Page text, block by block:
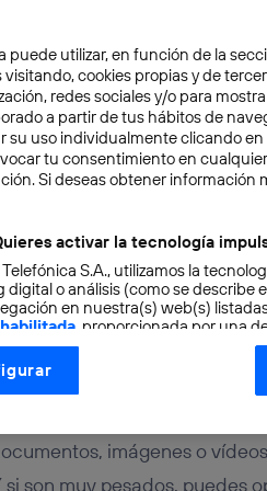
3 min
y Android
imágenes o
son muy pesados, puedes
puede utilizar, en función de la
visitando, cookies propias y de
redes sociales y/o para
a partir de tus hábitos de
su uso individualmente clicando
tu consentimiento en
Si deseas obtener información
activar la tecnología
S.A., utilizamos la
digital o análisis (como se describe
en nuestra(s) web(s)
, proporcionada por una
consentimiento en cada página
Utiq está diseñada con la
dirección IP y otra información
a la conexión que utilizas (p. ej.,